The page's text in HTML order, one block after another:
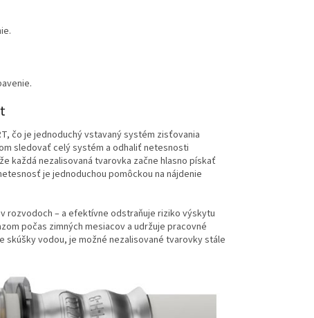
čo je jednoduchý vstavaný systém zisťovania
sledovať celý systém a odhaliť netesnosti
každá nezalisovaná tvarovka začne hlasno pískať
je jednoduchou pomôckou na nájdenie
rozvodoch – a efektívne odstraňuje riziko výskytu
počas zimných mesiacov a udržuje pracovné
vodou, je možné nezalisované tvarovky stále